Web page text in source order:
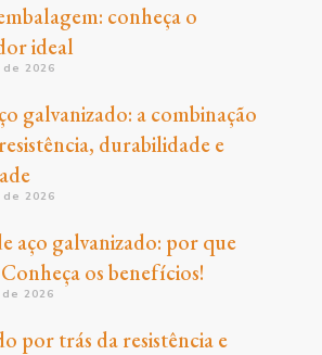
conheça o
ideal
2026
galvanizado: a combinação
durabilidade e
2026
aço galvanizado: por que
os benefícios!
2026
por trás da resistência e